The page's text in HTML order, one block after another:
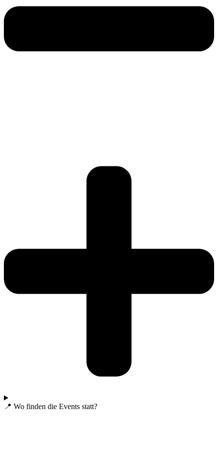
📍 Wo finden die Events statt?